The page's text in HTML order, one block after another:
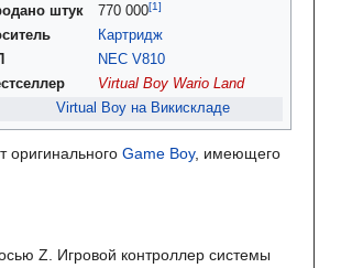
штук
770 000
Картридж
NEC V810
Virtual Boy Wario Land
Virtual Boy на Викискладе
оригинального Game Boy, имеющего
Z. Игровой контроллер системы